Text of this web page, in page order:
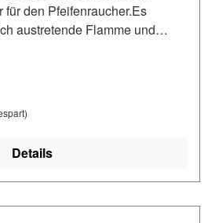
den Pfeifenraucher.Es
austretende Flamme und
liegt durch sein schlankes
Ecken perfekt in der
Details